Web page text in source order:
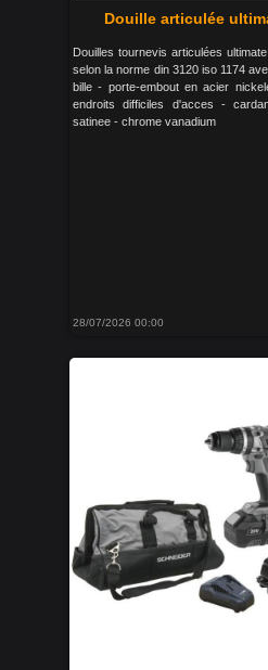
Douille articulée
Douilles tournevis articulées
selon la norme din 3120 iso 1174
bille - porte-embout en acier
endroits difficiles d'acces -
satinee - chrome vanadium
28/07/2026 00:00